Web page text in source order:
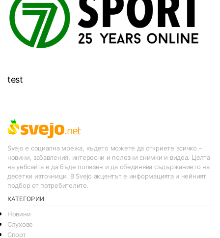
test
Svejo е социална мрежа, където можете да откриете всичко –
новини, забавления, интересни и полезни снимки и видеа. Целта
на уебсайта е да бъде полезен и да обединява съдържанието на
десетки източници. В Svejo акцентът е информацията и нейният
подбор от потребителите.
КАТЕГОРИИ
Новини
Слухове
Спорт